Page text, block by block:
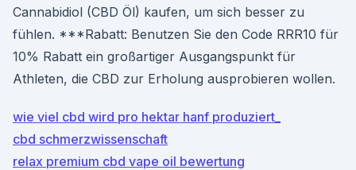
Cannabidiol (CBD Öl) kaufen, um sich besser zu
fühlen. ***Rabatt: Benutzen Sie den Code RRR10 für
10% Rabatt ein großartiger Ausgangspunkt für
Athleten, die CBD zur Erholung ausprobieren wollen.
wie viel cbd wird pro hektar hanf produziert_
cbd schmerzwissenschaft
relax premium cbd vape oil bewertung